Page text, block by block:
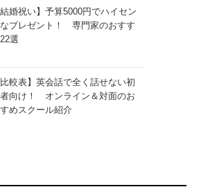
結婚祝い】予算5000円でハイセン
なプレゼント！ 専門家のおすす
選
比較表】英会話で全く話せない初
向け！ オンライン＆対面のお
めスクール紹介